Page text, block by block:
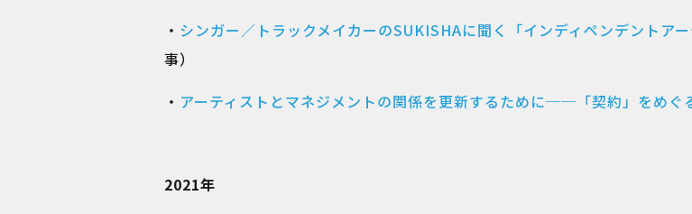
・ シンガー／トラックメイカーのSUKISHAに聞く「インディペンデントアー
事）
・ アーティストとマネジメントの関係を更新するために──「契約」をめぐ
2021年